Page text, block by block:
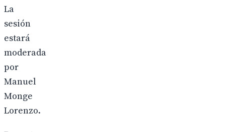
La
sesión
estará
moderada
por
Manuel
Monge
Lorenzo.